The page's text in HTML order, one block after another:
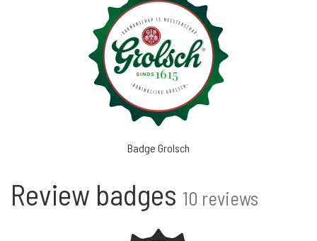
Badge Grolsch
Review badges 10 reviews